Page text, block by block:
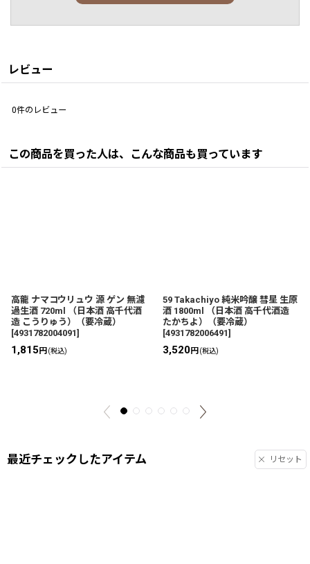
レビュー
0件のレビュー
この商品を買った人は、こんな商品も買っています
高龍 ナマコウリュウ 源 ゲン 無濾
過生酒 720ml （日本酒 高千代酒
造 こうりゅう）（要冷蔵）
[4931782004091]
1,815円(税込)
59 Takachiyo 純米吟醸 彗星 生原
酒 1800ml （日本酒 高千代酒造
たかちよ）（要冷蔵）
[4931782006491]
3,520円(税込)
最近チェックしたアイテム リセット